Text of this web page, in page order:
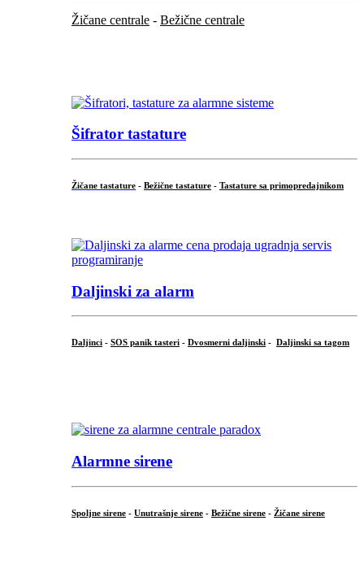
Žičane centrale - Bežične centrale
Šifrator tastature
Žičane tastature - Bežične tastature - Tastature sa primopredajnikom
Daljinski za alarm
Daljinci - SOS panik tasteri - Dvosmerni daljinski - Daljinski sa tagom
Alarmne sirene
Spoljne sirene - Unutrašnje sirene - Bežične sirene - Žičane sirene